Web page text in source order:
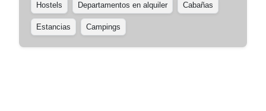
Hostels Departamentos en alquiler Cabañas
Estancias Campings